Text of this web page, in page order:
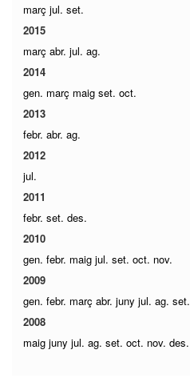
març jul. set.
2015
març abr. jul. ag.
2014
gen. març maig set. oct.
2013
febr. abr. ag.
2012
jul.
2011
febr. set. des.
2010
gen. febr. maig jul. set. oct. nov.
2009
gen. febr. març abr. juny jul. ag. set.
2008
maig juny jul. ag. set. oct. nov. des.